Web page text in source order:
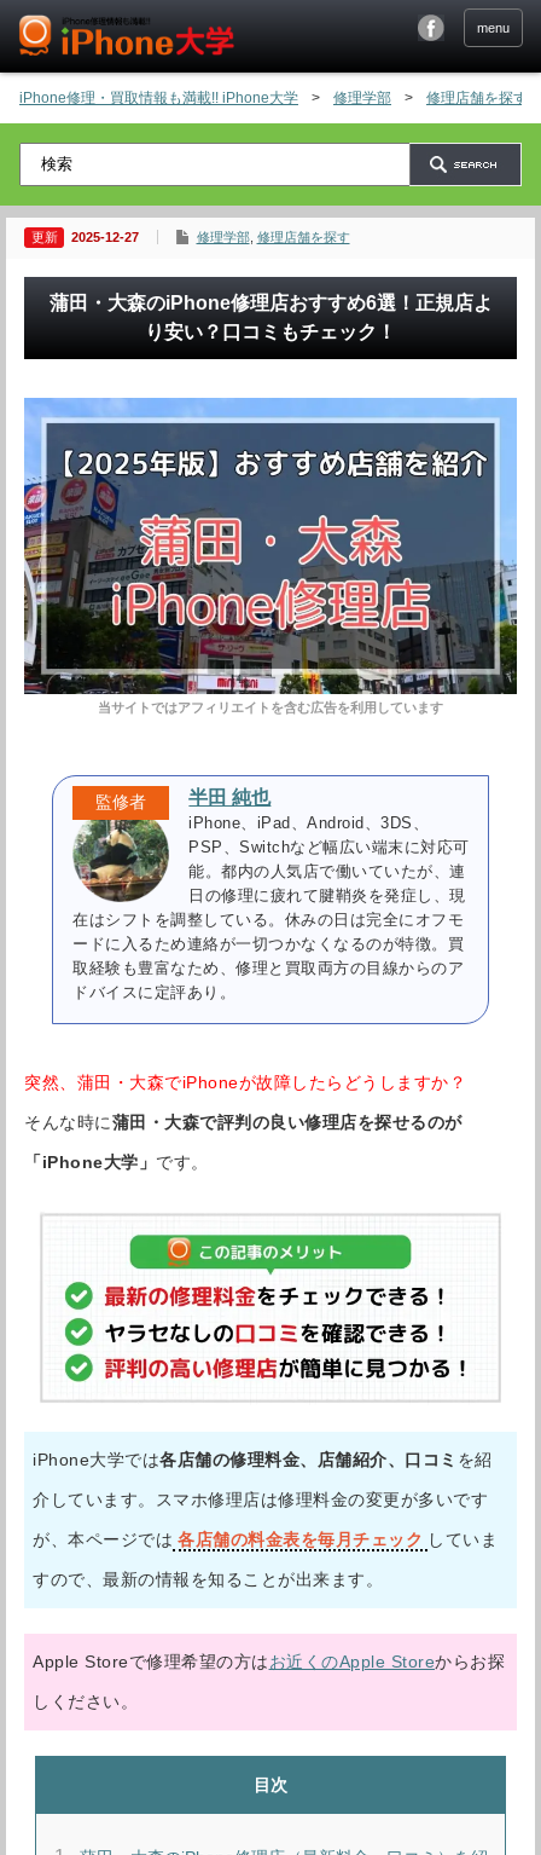
menu
iPhone修理・買取情報も満載!! iPhone大学 > 修理学部 > 修理店舗を探す
2025-12-27 修理学部, 修理店舗を探す
蒲田・大森のiPhone修理店おすすめ6選！正規店よ
り安い？口コミもチェック！
半田 純也
iPhone、iPad、Android、3DS、
PSP、Switchなど幅広い端末に対応可
能。都内の人気店で働いていたが、連
日の修理に疲れて腱鞘炎を発症し、現
在はシフトを調整している。休みの日は完全にオフモ
ードに入るため連絡が一切つかなくなるのが特徴。買
取経験も豊富なため、修理と買取両方の目線からのア
ドバイスに定評あり。
突然、蒲田・大森でiPhoneが故障したらどうしますか？
そんな時に蒲田・大森で評判の良い修理店を探せるのが
「iPhone大学」 です。
iPhone大学では各店舗の修理料金、店舗紹介、口コミ を紹
介しています。スマホ修理店は修理料金の変更が多いです
が、本ページでは 各店舗の料金表を毎月チェック していま
すので、最新の情報を知ることが出来ます。
Apple Storeで修理希望の方はお近くのApple Storeからお探
しください。
目次